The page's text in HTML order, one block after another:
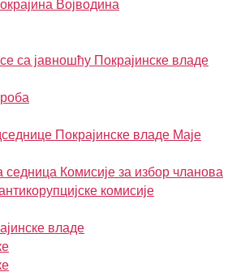
са јавношћу Покрајинске владе
Покрајинске владе Маје
Комисије за избор чланова
комисије
владе